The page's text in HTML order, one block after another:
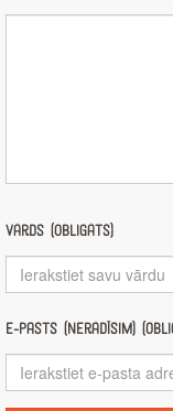
Vārds (obligāts)
E-pasts (nerādīsim)